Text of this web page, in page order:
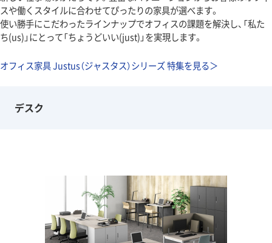
スや働くスタイルに合わせてぴったりの家具が選べます。
使い勝手にこだわったラインナップでオフィスの課題を解決し、「私た
ち(us)」にとって「ちょうどいい(just)」を実現します。
オフィス家具 Justus（ジャスタス）シリーズ 特集を見る＞
デスク